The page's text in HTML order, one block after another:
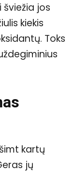
jos
kiekis
Toks
kartų
jų